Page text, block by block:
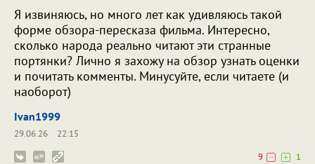
Я извиняюсь, но много лет как удивляюсь такой
форме обзора-пересказа фильма. Интересно,
сколько народа реально читают эти странные
портянки? Лично я захожу на обзор узнать оценки
и почитать комменты. Минусуйте, если читаете (и
наоборот)
Ivan1999
29.06.26
22:15
9
1